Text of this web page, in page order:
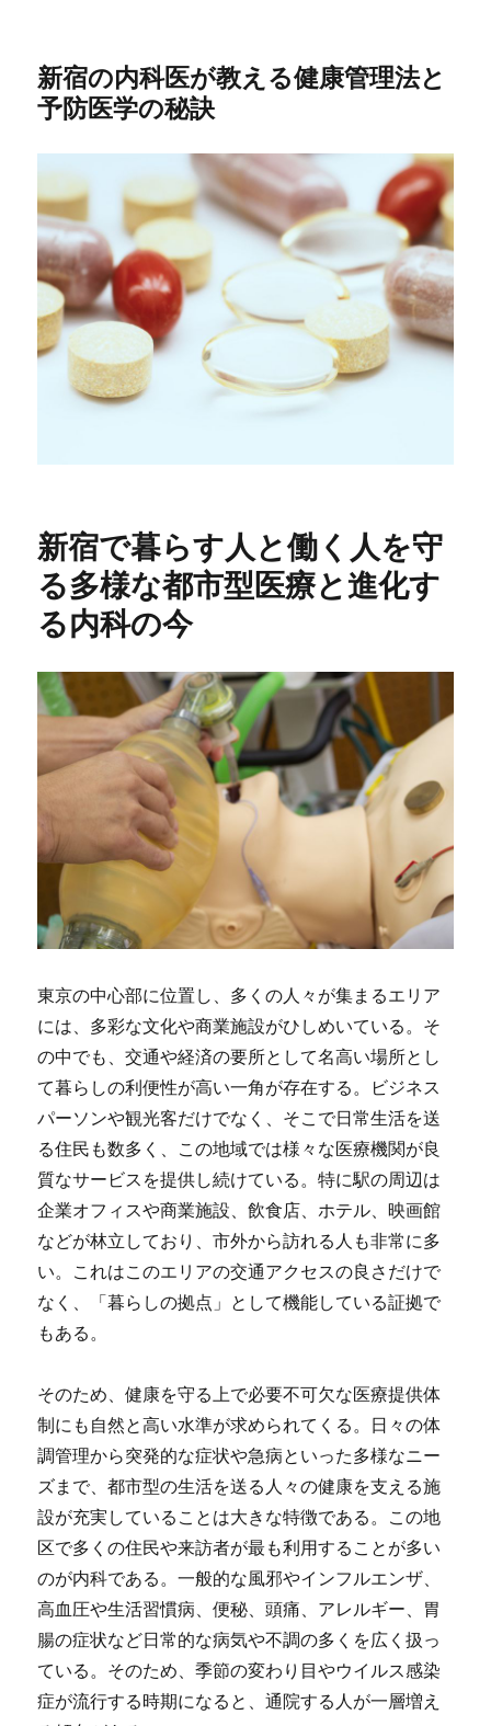
新宿の内科医が教える健康管理法と
予防医学の秘訣
新宿で暮らす人と働く人を守
る多様な都市型医療と進化す
る内科の今
東京の中心部に位置し、多くの人々が集まるエリア
には、多彩な文化や商業施設がひしめいている。 そ
の中でも、交通や経済の要所として名高い場所とし
て暮らしの利便性が高い一角が存在する。ビジネス
パーソンや観光客だけでなく、そこで日常生活を送
る住民も数多く、この地域では様々な医療機関が良
質なサービスを提供し続けている。特に駅の周辺は
企業オフィスや商業施設、飲食店、ホテル、映画館
などが林立しており、市外から訪れる人も非常に多
い。これはこのエリアの交通アクセスの良さだけで
なく、「暮らしの拠点」として機能している証拠で
もある。
そのため、健康を守る上で必要不可欠な医療提供体
制にも自然と高い水準が求められてくる。日々の体
調管理から突発的な症状や急病といった多様なニー
ズまで、都市型の生活を送る人々の健康を支える施
設が充実していることは大きな特徴である。この地
区で多くの住民や来訪者が最も利用することが多い
のが内科である。一般的な風邪やインフルエンザ、
高血圧や生活習慣病、便秘、頭痛、アレルギー、胃
腸の症状など日常的な病気や不調の多くを広く扱っ
ている。そのため、季節の変わり目やウイルス感染
症が流行する時期になると、通院する人が一層増え